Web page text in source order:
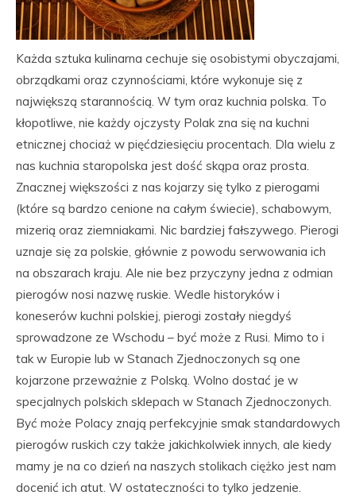
Każda sztuka kulinarna cechuje się osobistymi obyczajami,
obrządkami oraz czynnościami, które wykonuje się z
największą starannością. W tym oraz kuchnia polska. To
kłopotliwe, nie każdy ojczysty Polak zna się na kuchni
etnicznej chociaż w pięćdziesięciu procentach. Dla wielu z
nas kuchnia staropolska jest dość skąpa oraz prosta.
Znacznej większości z nas kojarzy się tylko z pierogami
(które są bardzo cenione na całym świecie), schabowym,
mizerią oraz ziemniakami. Nic bardziej fałszywego. Pierogi
uznaje się za polskie, głównie z powodu serwowania ich
na obszarach kraju. Ale nie bez przyczyny jedna z odmian
pierogów nosi nazwę ruskie. Wedle historyków i
koneserów kuchni polskiej, pierogi zostały niegdyś
sprowadzone ze Wschodu – być może z Rusi. Mimo to i
tak w Europie lub w Stanach Zjednoczonych są one
kojarzone przeważnie z Polską. Wolno dostać je w
specjalnych polskich sklepach w Stanach Zjednoczonych.
Być może Polacy znają perfekcyjnie smak standardowych
pierogów ruskich czy także jakichkolwiek innych, ale kiedy
mamy je na co dzień na naszych stolikach ciężko jest nam
docenić ich atut. W ostateczności to tylko jedzenie.